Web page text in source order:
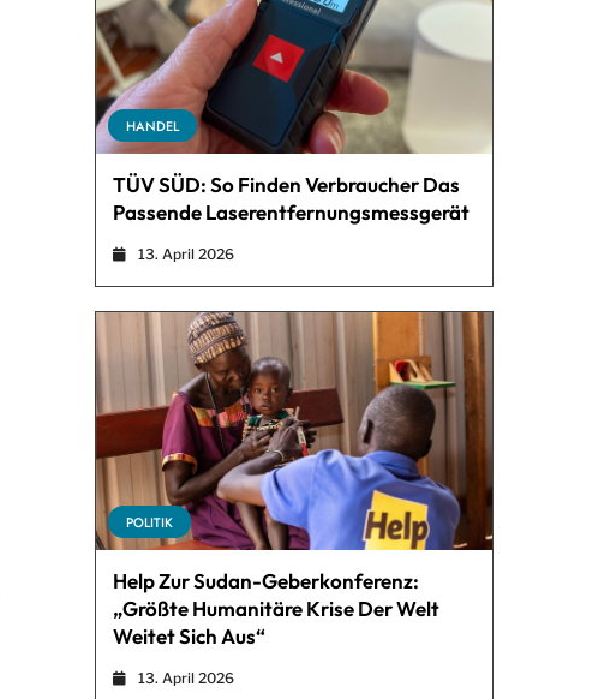
HANDEL
TÜV SÜD: So Finden Verbraucher Das
Passende Laserentfernungsmessgerät
13. April 2026
POLITIK
Help Zur Sudan-Geberkonferenz:
„Größte Humanitäre Krise Der Welt
Weitet Sich Aus“
13. April 2026